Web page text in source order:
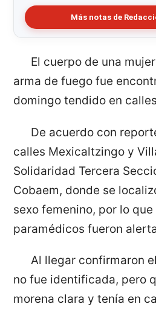
Más notas de
El cuerpo de una
arma de fuego fue
domingo tendido en
De acuerdo con
calles Mexicaltzingo y
Solidaridad Tercera
Cobaem, donde se
sexo femenino, por lo
paramédicos fueron
Al llegar confirmaron
no fue identificada, pero
morena clara y tenía en